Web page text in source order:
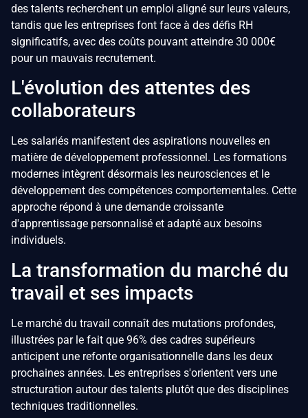
des talents recherchent un emploi aligné sur leurs valeurs,
tandis que les entreprises font face à des défis RH
significatifs, avec des coûts pouvant atteindre 30 000€
pour un mauvais recrutement.
L'évolution des attentes des
collaborateurs
Les salariés manifestent des aspirations nouvelles en
matière de développement professionnel. Les formations
modernes intègrent désormais les neurosciences et le
développement des compétences comportementales. Cette
approche répond à une demande croissante
d'apprentissage personnalisé et adapté aux besoins
individuels.
La transformation du marché du
travail et ses impacts
Le marché du travail connaît des mutations profondes,
illustrées par le fait que 96% des cadres supérieurs
anticipent une refonte organisationnelle dans les deux
prochaines années. Les entreprises s'orientent vers une
structuration autour des talents plutôt que des disciplines
techniques traditionnelles.